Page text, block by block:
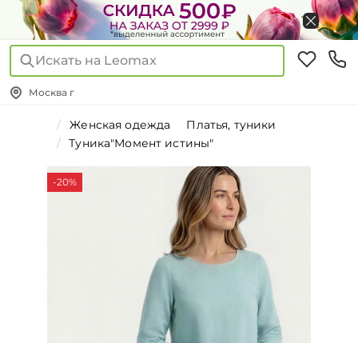
Искать на Leomax
Москва г
Женская одежда
Платья, туники
Туника"Момент истины"
-20%